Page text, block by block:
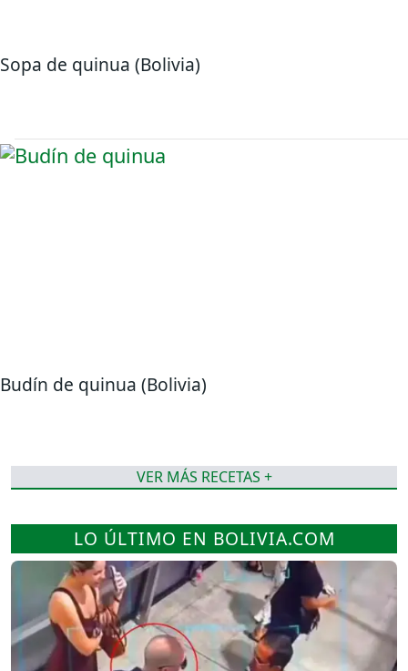
Sopa de quinua (Bolivia)
Budín de quinua (Bolivia)
VER MÁS RECETAS +
LO ÚLTIMO EN BOLIVIA.COM